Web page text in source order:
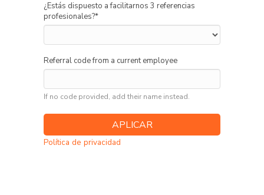
¿Estás dispuesto a facilitarnos 3 referencias
profesionales?*
Referral code from a current employee
If no code provided, add their name instead.
Política de privacidad